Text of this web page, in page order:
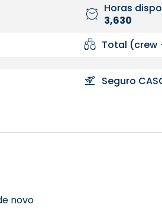
Horas
3,630
Total (crew
Seguro
novo